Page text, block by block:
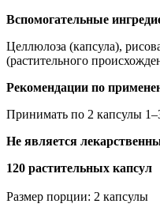
Вспомогательные
Целлюлоза (капсула),
(растительного
Рекомендации по
Принимать по 2 капсулы
Не является
120 растительных капсул
Размер порции: 2 капсулы